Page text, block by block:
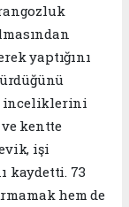
yaptığını
inceliklerini
kentte
işi
kaydetti. 73
hem de